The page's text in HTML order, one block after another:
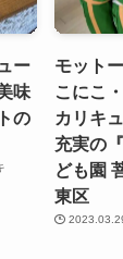
ー
味
の
モット
こにこ
カリキ
充実の
ども園
東区